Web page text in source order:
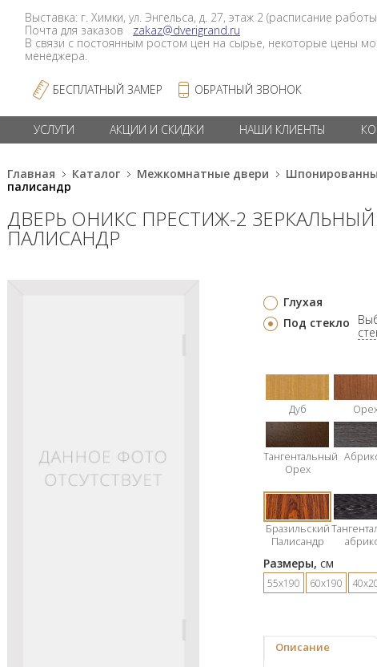
Выставка: г. Химки, ул. Энгельса, д. 27, этаж 2 (расписание
Почта для заказов zakaz@dverigrand.ru
В связи с постоянным ростом цен на сырье, некоторые цены
менеджера.
БЕСПЛАТНЫЙ ЗАМЕР ОБРАТНЫЙ ЗВОНОК
УСЛУГИ АКЦИИ И СКИДКИ НАШИ КЛИЕНТЫ
Главная Каталог Межкомнатные двери
палисандр
ДВЕРЬ ОНИКС ПРЕСТИЖ-2
ПАЛИСАНДР
Глухая
Под стекло
Дуб
Тангентальный
Орех
Бразильский
Палисандр
Размеры, см
55х190 60х190
Описание